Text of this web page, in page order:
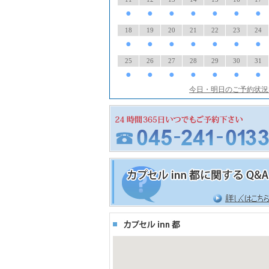
● ● ● ● ● ● ●
18
●
19
●
20
●
21
●
22
●
23
●
24
●
25
●
26
●
27
●
28
●
29
●
30
●
31
●
今日・明日のご予約状